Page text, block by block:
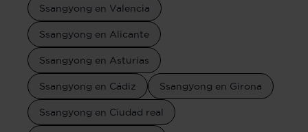
Ssangyong en Valencia
Ssangyong en Alicante
Ssangyong en Asturias
Ssangyong en Cádiz Ssangyong en Girona
Ssangyong en Ciudad real